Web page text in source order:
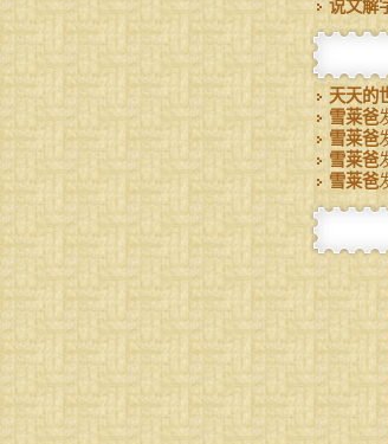
说文解
天天的
雪莱爸
雪莱爸
雪莱爸
雪莱爸